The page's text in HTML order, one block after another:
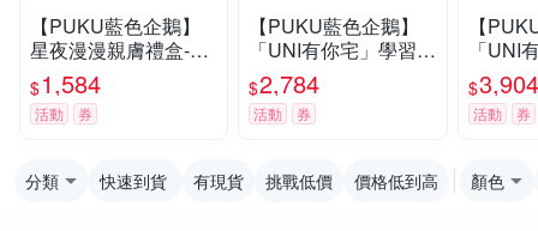
【PUKU藍色企鵝】
星夜漫漫親膚禮盒-
(藍/粉)
$1,584
活動 券
【PUKU藍色企鵝】
「UNI有你宅」學習升
降桌椅組
$2,784
活動 券
【
「UNI
納櫥櫃
$3,904
活動 券
分類 快速到貨 有現貨 挑戰低價 價格低到高 顏色